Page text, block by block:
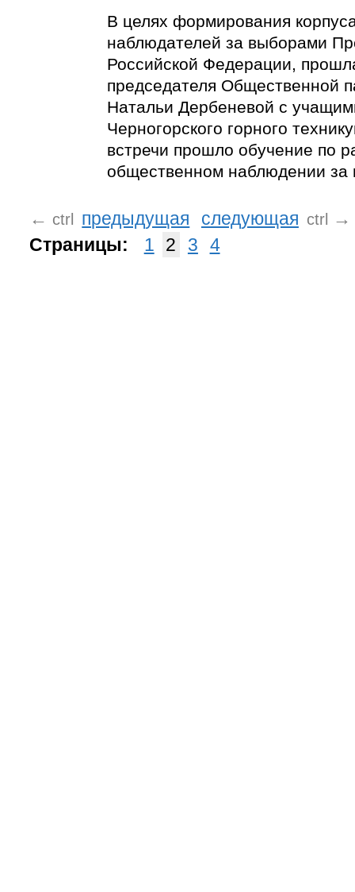
В целях формирования
наблюдателей за выборами
Российской Федерации,
председателя Общественной
Натальи Дербеневой с
Черногорского горного
встречи прошло обучение по
общественном наблюдении за
← ctrl предыдущая следующая ctrl
→
Страницы:
1 2 3 4